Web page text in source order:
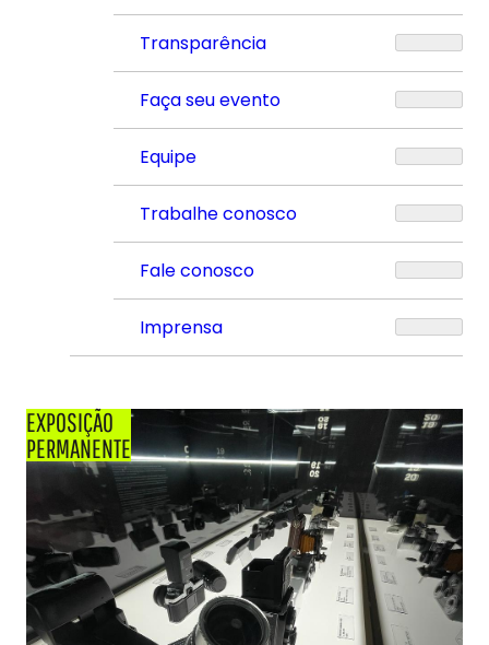
Transparência
Faça seu evento
Equipe
Trabalhe conosco
Fale conosco
Imprensa
EXPOSIÇÃO
PERMANENTE